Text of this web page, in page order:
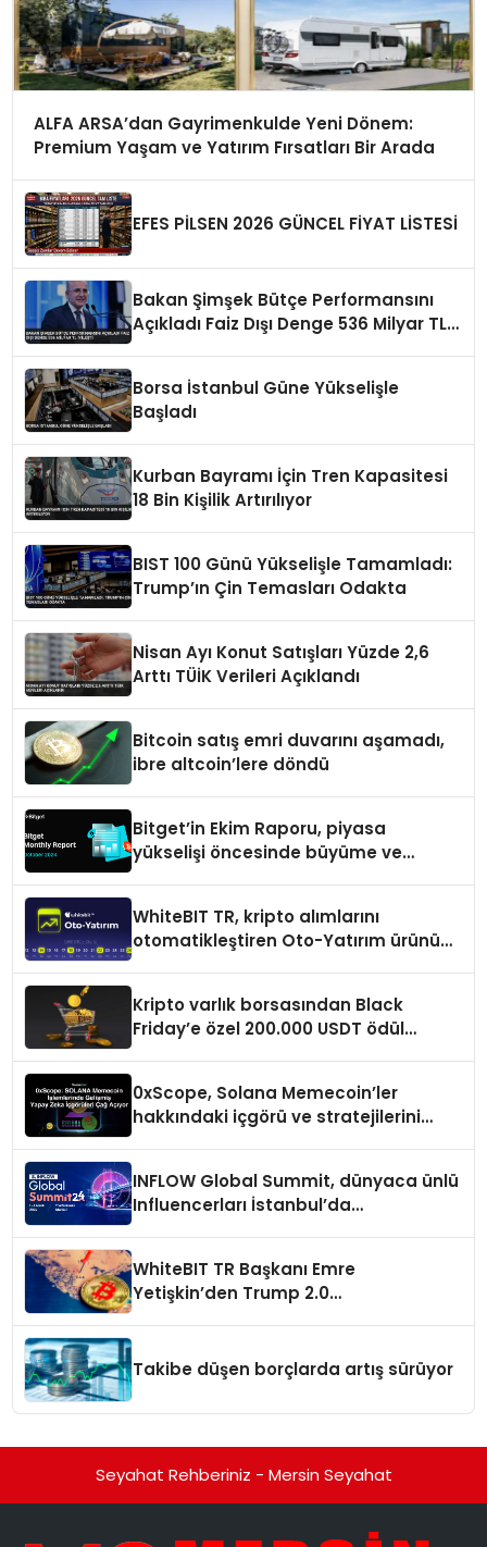
ALFA ARSA’dan Gayrimenkulde Yeni Dönem:
Premium Yaşam ve Yatırım Fırsatları Bir Arada
EFES PİLSEN 2026 GÜNCEL FİYAT LİSTESİ
Bakan Şimşek Bütçe Performansını
Açıkladı Faiz Dışı Denge 536 Milyar TL
Borsa İstanbul Güne Yükselişle
Başladı
Kurban Bayramı İçin Tren Kapasitesi
18 Bin Kişilik Artırılıyor
BIST 100 Günü Yükselişle Tamamladı:
Trump’ın Çin Temasları Odakta
Nisan Ayı Konut Satışları Yüzde 2,6
Arttı TÜİK Verileri Açıklandı
Bitcoin satış emri duvarını aşamadı,
ibre altcoin’lere döndü
Bitget’in Ekim Raporu, piyasa
yükselişi öncesinde büyüme ve
WhiteBIT TR, kripto alımlarını
otomatikleştiren Oto-Yatırım ürününü
Kripto varlık borsasından Black
Friday’e özel 200.000 USDT ödül
0xScope, Solana Memecoin’ler
hakkındaki içgörü ve stratejilerini
INFLOW Global Summit, dünyaca ünlü
Influencerları İstanbul’da
WhiteBIT TR Başkanı Emre
Yetişkin’den Trump 2.0
Takibe düşen borçlarda artış sürüyor
Seyahat Rehberiniz - Mersin Seyahat